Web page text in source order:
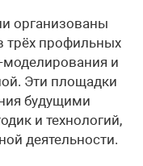
организованы
трёх профильных
моделирования и
Эти площадки
будущими
и технологий,
деятельности.